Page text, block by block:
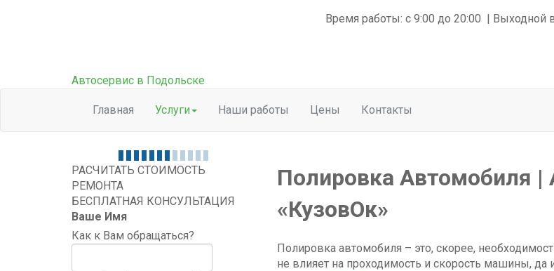
Время работы: с 9:00 до 20:00 | Выходной
Автосервис в Подольске
Главная Услуги Наши работы Цены Контакты
Полировка Автомобиля |
«КузовОк»
Полировка автомобиля – это, скорее,
не влияет на проходимость и скорость машины,
РАСЧИТАТЬ СТОИМОСТЬ
РЕМОНТА
БЕСПЛАТНАЯ КОНСУЛЬТАЦИЯ
Ваше Имя
Как к Вам обращаться?